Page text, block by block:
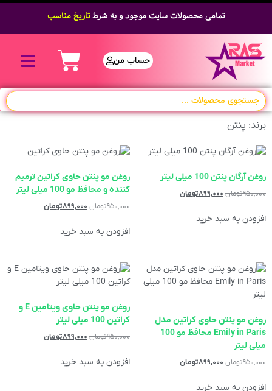
تمامی محصولات سایت موجود و به شرطتاریخ مناسب
حساب من
برند: پنتن
روغن آرگان پنتن 100 میلی لیتر
۹۵۰,۰۰۰تومان ۸۹۹,۰۰۰تومان
افزودن به سبد خرید
روغن مو پنتن حاوی کراتین ترمیم
کننده و محافظ مو 100 میلی لیتر
۹۵۰,۰۰۰تومان ۸۹۹,۰۰۰تومان
افزودن به سبد خرید
روغن مو پنتن حاوی کراتین مدل
Emily in Paris محافظ مو 100
میلی لیتر
۹۵۰,۰۰۰تومان ۸۹۹,۰۰۰تومان
افزودن به سبد خرید
روغن مو پنتن حاوی ویتامین E و
کراتین 100 میلی لیتر
۹۵۰,۰۰۰تومان ۸۹۹,۰۰۰تومان
افزودن به سبد خرید